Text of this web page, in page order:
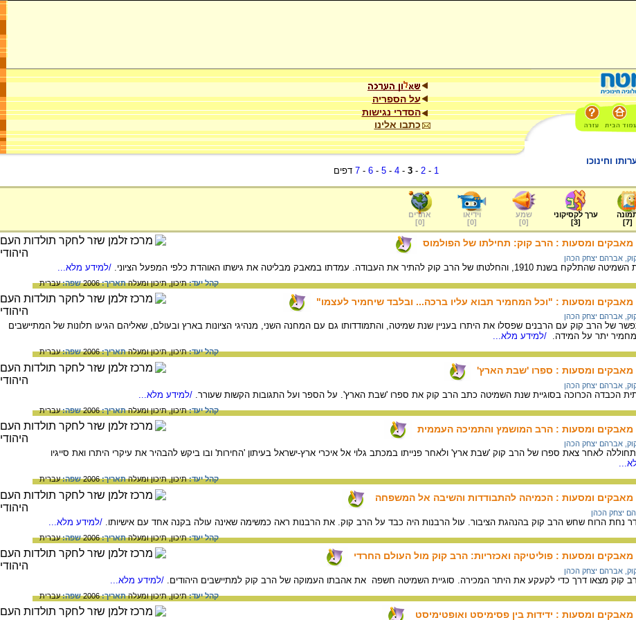
על הספריה
הסדרי נגישות
כתבו אלינו
וחינוכו
1
-
2
-
3
-
4
-
5
-
6
-
7 דפים
[
7
]
ערך לקסיקוני
[
3
]
שמע
[
0
]
וידיאו
[
0
]
אתרים
[
0
]
מאבקים ומסעות : הרב קוק: תחילתו של הפולמוס
אברהם יצחק הכהן
להתיר את העבודה. עמדתו במאבק מבליטה את גישתו האוהדת כלפי המפעל הציוני. /למידע מלא...
קהל יעד:תיכון,תיכון ומעלהתאריך:2006 שפה:עברית
מאבקים ומסעות : "וכל המחמיר תבוא עליו ברכה... ובלבד שיחמיר לעצמו"
אברהם יצחק הכהן
של הרב קוק עם הרבנים שפסלו את היתרו בעניין שנת שמיטה, והתמודדותו גם עם המחנה השני, מנהיגי הציונות בארץ ובעולם, שאליהם הגיעו תלונות של המתיישבים
יתר על המידה. /למידע מלא...
קהל יעד:תיכון,תיכון ומעלהתאריך:2006 שפה:עברית
מאבקים ומסעות : ספרו 'שבת הארץ'
אברהם יצחק הכהן
הכבדה הכרוכה בסוגיית שנת השמיטה כתב הרב קוק את ספרו 'שבת הארץ'. על הספר ועל התגובות הקשות שעורר. /למידע מלא...
קהל יעד:תיכון,תיכון ומעלהתאריך:2006 שפה:עברית
מאבקים ומסעות : הרב המושמץ והתמיכה העממית
אברהם יצחק הכהן
לאחר צאת ספרו של הרב קוק 'שבת ארץ' ולאחר פנייתו במכתב גלוי אל איכרי ארץ-ישראל בעיתון 'החירות' ובו ביקש להבהיר את עיקרי היתרו ואת סייגיו
קהל יעד:תיכון,תיכון ומעלהתאריך:2006 שפה:עברית
מאבקים ומסעות : הכמיהה להתבודדות והשיבה אל המשפחה
יצחק הכהן
נחת הרוח שחש הרב קוק בהנהגת הציבור. עול הרבנות היה כבד על הרב קוק. את הרבנות ראה כמשימה שאינה עולה בקנה אחד עם אישיותו. /למידע מלא...
קהל יעד:תיכון,תיכון ומעלהתאריך:2006 שפה:עברית
מאבקים ומסעות : פוליטיקה ואכזריות: הרב קוק מול העולם החרדי
אברהם יצחק הכהן
קוק מצאו דרך כדי לקעקע את היתר המכירה. סוגיית השמיטה חשפה את אהבתו העמוקה של הרב קוק למתיישבים היהודים. /למידע מלא...
קהל יעד:תיכון,תיכון ומעלהתאריך:2006 שפה:עברית
מאבקים ומסעות : ידידוּת בין פסימיסט ואופטימיסט